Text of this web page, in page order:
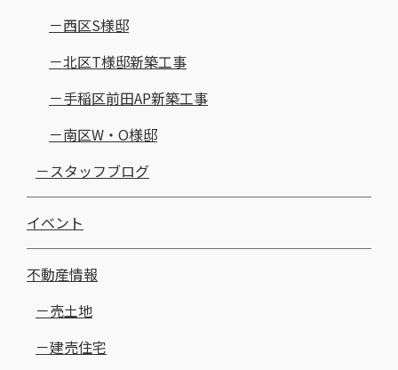
西区S様邸
北区T様邸新築工事
手稲区前田AP新築工事
南区W・O様邸
スタッフブログ
イベント
不動産情報
売土地
建売住宅